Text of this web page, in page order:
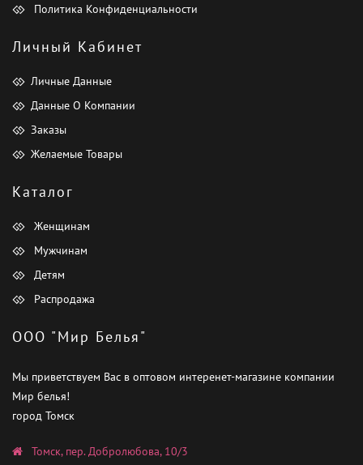
Политика Конфиденциальности
Личный Кабинет
Личные Данные
Данные О Компании
Заказы
Желаемые Товары
Каталог
Женщинам
Мужчинам
Детям
Распродажа
ООО "Мир Белья"
Мы приветствуем Вас в оптовом интеренет-магазине компании
Мир белья!
город Томск
Томск, пер. Добролюбова, 10/3